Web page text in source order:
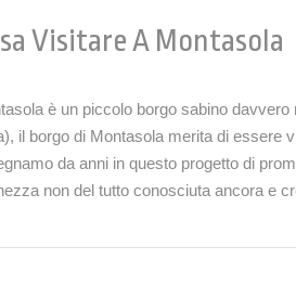
Visitare A Montasola
è un piccolo borgo sabino
il borgo di Montasola merita di essere
da anni in questo progetto di
non del tutto conosciuta ancora e